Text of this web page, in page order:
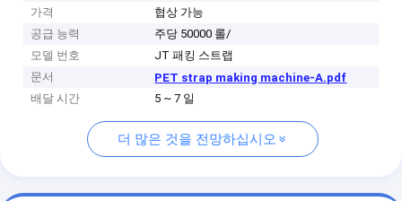
가격
협상 가능
공급 능력
주당 50000 롤/
모델 번호
JT 패킹 스트랩
문서
PET strap making machine-A.pdf
배달 시간
5 ~ 7 일
더 많은 것을 전망하십시오